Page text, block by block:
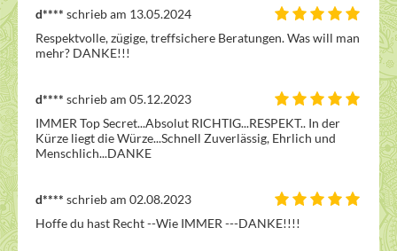
d**** schrieb am 13.05.2024
Respektvolle, zügige, treffsichere Beratungen. Was will man
mehr? DANKE!!!
d**** schrieb am 05.12.2023
IMMER Top Secret...Absolut RICHTIG...RESPEKT.. In der
Kürze liegt die Würze...Schnell Zuverlässig, Ehrlich und
Menschlich...DANKE
d**** schrieb am 02.08.2023
Hoffe du hast Recht --Wie IMMER ---DANKE!!!!